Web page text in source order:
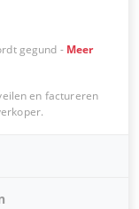
gegund - Meer
en factureren